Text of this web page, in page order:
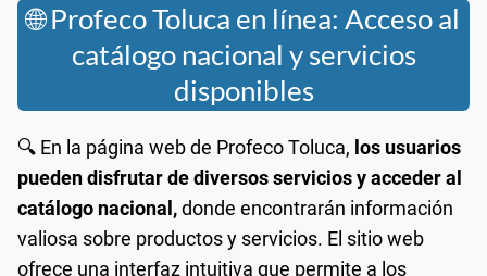
🌐 Profeco Toluca en línea: Acceso al
catálogo nacional y servicios
disponibles
🔍 En la página web de Profeco Toluca, los usuarios
pueden disfrutar de diversos servicios y acceder al
catálogo nacional,donde encontrarán información
valiosa sobre productos y servicios. El sitio web
ofrece una interfaz intuitiva que permite a los